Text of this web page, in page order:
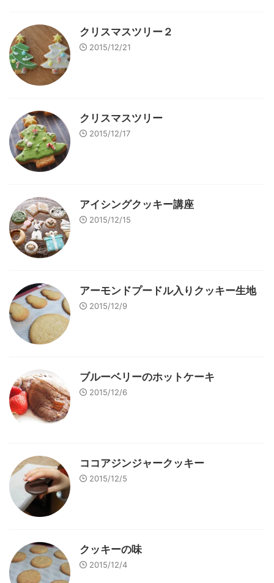
クリスマスツリー２
2015/12/21
クリスマスツリー
2015/12/17
アイシングクッキー講座
2015/12/15
アーモンドプードル入りクッキー生地
2015/12/9
ブルーベリーのホットケーキ
2015/12/6
ココアジンジャークッキー
2015/12/5
クッキーの味
2015/12/4